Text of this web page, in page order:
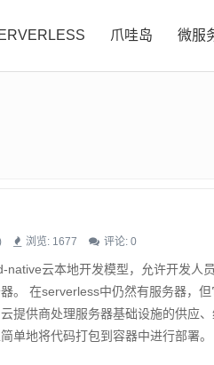
爪哇岛 微服
浏览: 1677 评论: 0
native云本地开发模型，允许开发人
。 在serverless中仍然有服务器，
提供商处理服务器基础设施的供应
单地将代码打包到容器中进行部署